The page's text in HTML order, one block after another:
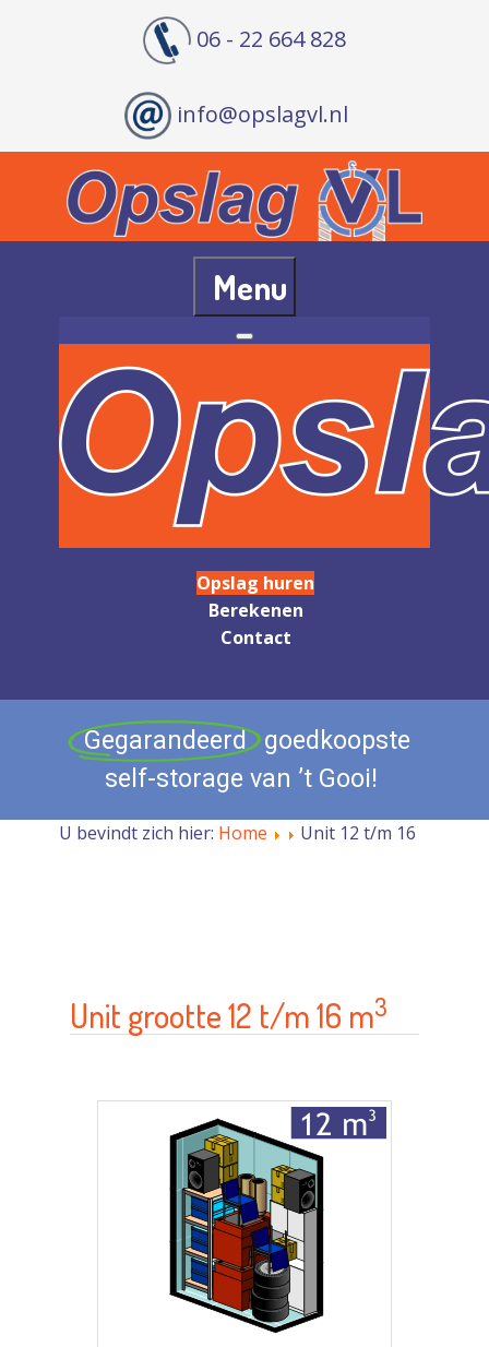
06 - 22 664 828
info@opslagvl.nl
Menu
Opslag huren
Berekenen
Contact
Gegarandeerd
goedkoopste
self-storage van ’t Gooi!
U bevindt zich hier: Home Unit 12 t/m 16
Unit grootte 12 t/m 16 m3